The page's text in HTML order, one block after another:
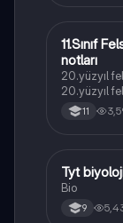
Felsefe
11.Sınıf
notları
20.yüzyıl
20.yüzyıl
konularını
11
Biyoloji
Tyt
Bio
9